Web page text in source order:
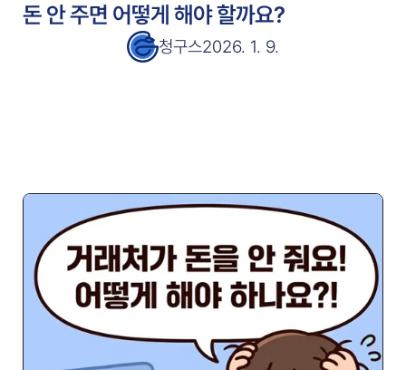
돈 안 주면 어떻게 해야 할까요?
청구스2026. 1. 9.